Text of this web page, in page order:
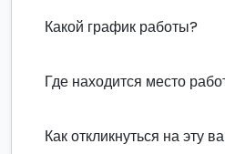
Какой график работы?
Где находится место
Как откликнуться на эту